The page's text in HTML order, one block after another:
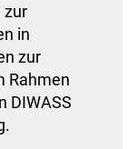
zur
in
zur
Rahmen
DIWASS